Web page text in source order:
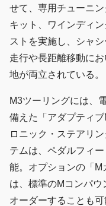
せて、専用チューニ
キット、ワインディ
ストを実施し、シャ
走行や長距離移動に
地が両立されている。
M3ツーリングには、
備えた「アダプティ
ロニック・ステアリ
テムは、ペダルフィ
能。オプションの「M
は、標準のMコンパ
オーダーすることも可